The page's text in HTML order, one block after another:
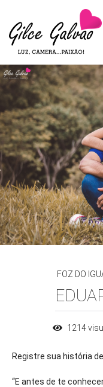
FOZ DO
1214
Registre sua história
“E antes de te